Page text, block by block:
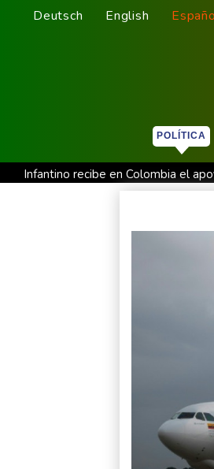
Deutsch English
POLÍTICA
Infantino recibe en Colombia el
La OMS propone probar en RDC